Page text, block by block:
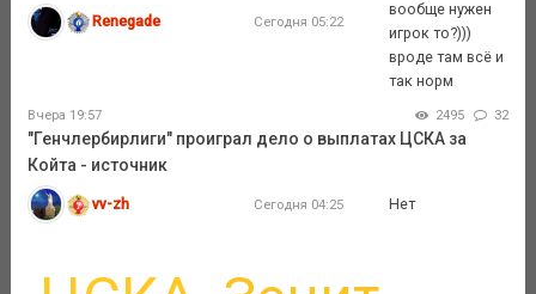
Renegade Сегодня 05:22
вообще нужен
игрок то?)))
вроде там всё и
так норм
Вчера 19:57 2495 32
"Генчлербирлиги" проиграл дело о выплатах ЦСКА за
Койта - источник
vv-zh Сегодня 04:25 Нет